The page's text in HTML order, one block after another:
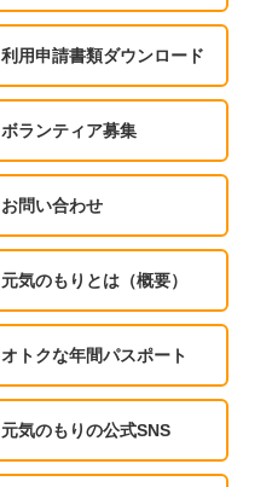
利用申請書類ダウンロード
ボランティア募集
お問い合わせ
元気のもりとは（概要）
オトクな年間パスポート
元気のもりの公式SNS